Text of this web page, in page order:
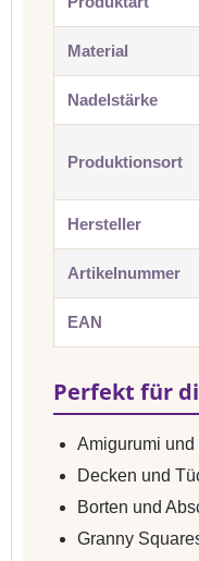
Material
Nadelstärke
Produktionsort
Hersteller
Artikelnummer
EAN
Perfekt für
Amigurumi und
Decken und
Borten und
Granny